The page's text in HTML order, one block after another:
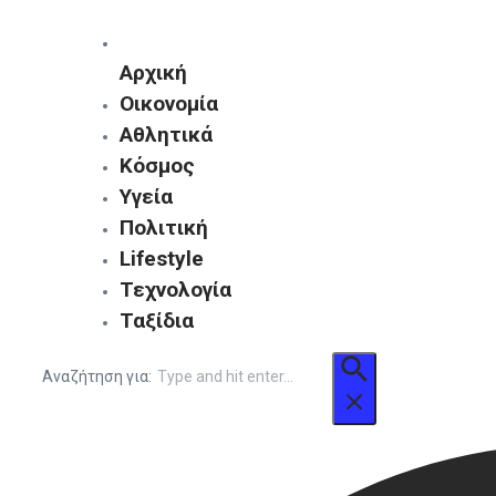
Αρχική
Οικονομία
Αθλητικά
Κόσμος
Υγεία
Πολιτική
Lifestyle
Τεχνολογία
Ταξίδια
Αναζήτηση για: